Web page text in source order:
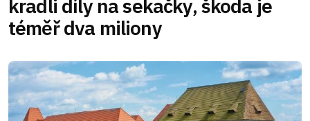
kradli díly na sekačky, škoda je
téměř dva miliony